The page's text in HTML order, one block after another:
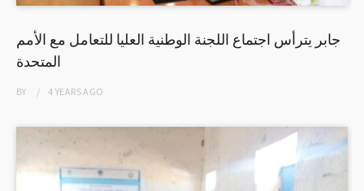
جابر يترأس اجتماع اللجنة الوطنية العليا للتعامل مع الأمم
المتحدة
BY 4 YEARSAGO